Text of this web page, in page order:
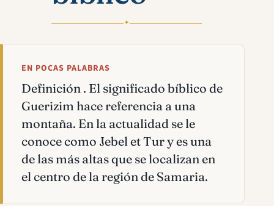
✦
EN POCAS PALABRAS
Definición . El significado bíblico de
Guerizim hace referencia a una
montaña. En la actualidad se le
conoce como Jebel et Tur y es una
de las más altas que se localizan en
el centro de la región de Samaria.